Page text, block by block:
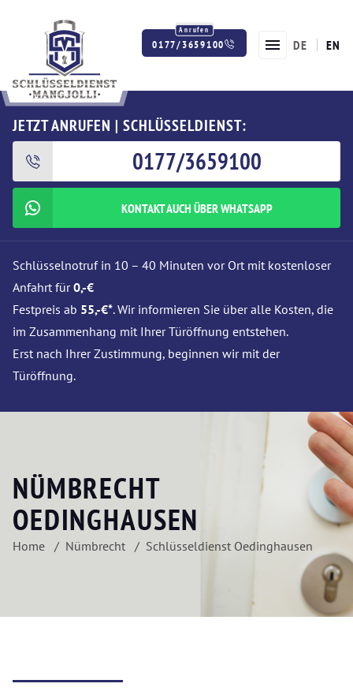
0177/3659100 DE EN
JETZT ANRUFEN | SCHLÜSSELDIENST:
0177/3659100
KONTAKT AUCH ÜBER WHATSAPP
Schlüsselnotruf in 10 – 40 Minuten vor Ort mit kostenloser
Anfahrt für0,-€
Festpreis ab 55,-€*. Wir informieren Sie über alle Kosten, die
im Zusammenhang mit Ihrer Türöffnung entstehen.
Erst nach Ihrer Zustimmung, beginnen wir mit der
Türöffnung.
NÜMBRECHT
OEDINGHAUSEN
Home Nümbrecht Schlüsseldienst Oedinghausen